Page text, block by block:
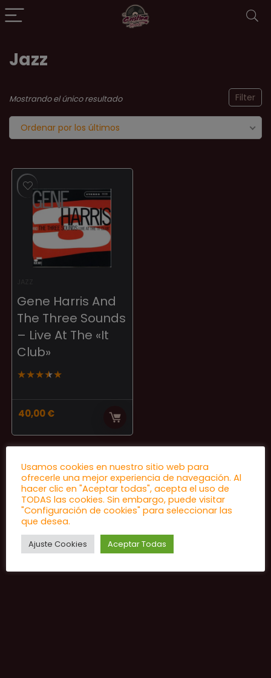
Jazz
Filter
Mostrando el único resultado
Ordenar por los últimos
Gene Harris And
The Three Sounds
– Live At The «It
Club»
★★★★★
40,00€
Usamos cookies en nuestro sitio web para
ofrecerle una mejor experiencia de navegación. Al
hacer clic en "Aceptar todas", acepta el uso de
TODAS las cookies. Sin embargo, puede visitar
"Configuración de cookies" para seleccionar las
que desea.
Ajuste Cookies Aceptar Todas